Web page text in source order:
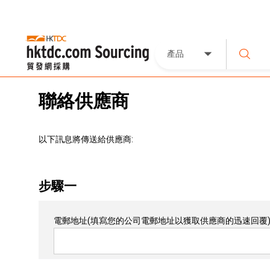
產品
聯絡供應商
以下訊息將傳送給供應商:
步驟一
電郵地址(填寫您的公司電郵地址以獲取供應商的迅速回覆)